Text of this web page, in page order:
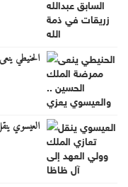
الحنيطي
العيسوي